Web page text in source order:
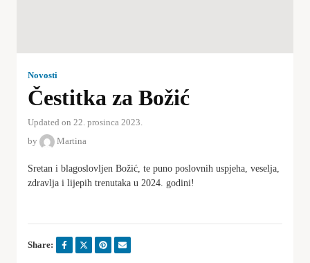
Novosti
Čestitka za Božić
Updated on 22. prosinca 2023.
by
Martina
Sretan i blagoslovljen Božić, te puno poslovnih uspjeha, veselja,
zdravlja i lijepih trenutaka u 2024. godini!
Share: